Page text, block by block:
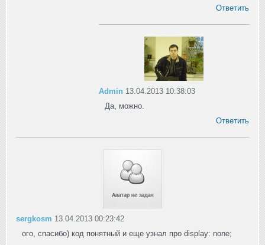
Ответить
Admin 13.04.2013 10:38:03
Да, можно.
Ответить
sergkosm 13.04.2013 00:23:42
ого, спасибо) код понятный и еще узнал про display: none;